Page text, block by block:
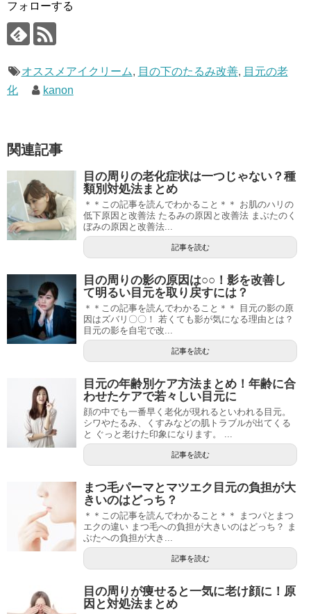
フォローする
オススメアイクリーム, 目の下のたるみ改善, 目元の老
化
kanon
関連記事
目の周りの老化症状は一つじゃない？種
類別対処法まとめ
＊＊この記事を読んでわかること＊＊ お肌のハリの
低下原因と改善法 たるみの原因と改善法 まぶたのく
ぼみの原因と改善法...
記事を読む
目の周りの影の原因は○○！影を改善し
て明るい目元を取り戻すには？
＊＊この記事を読んでわかること＊＊ 目元の影の原
因はズバリ〇〇！ 若くても影が気になる理由とは？
目元の影を自宅で改...
記事を読む
目元の年齢別ケア方法まとめ！年齢に合
わせたケアで若々しい目元に
顔の中でも一番早く老化が現れるといわれる目元。
シワやたるみ、くすみなどの肌トラブルが出てくる
と ぐっと老けた印象になります。 ...
記事を読む
まつ毛パーマとマツエク目元の負担が大
きいのはどっち？
＊＊この記事を読んでわかること＊＊ まつパとまつ
エクの違い まつ毛への負担が大きいのはどっち？ ま
ぶたへの負担が大き...
記事を読む
目の周りが痩せると一気に老け顔に！原
因と対処法まとめ